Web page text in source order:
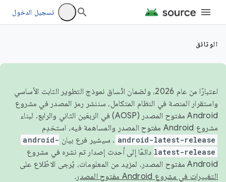
تسجيل الدخول
الوثائق
اعتبارًا من عام 2026، ولضمان اتّساق نموذج التطوير الثابت الأساسي
واستقرار المنصة في النظام المتكامل، سننشر رمز المصدر في مشروع
Android مفتوح المصدر (AOSP) في الربعَين الثاني والرابع. لبناء
مشروع Android مفتوح المصدر والمساهمة فيه، استخدِم
android-latest-release . سيشير فرع بيان android-
latest-release دائمًا إلى أحدث إصدار تم نشره في مشروع
Android مفتوح المصدر. لمزيد من المعلومات، يُرجى الاطّلاع على
التغييرات في مشروع Android مفتوح المصدر
.